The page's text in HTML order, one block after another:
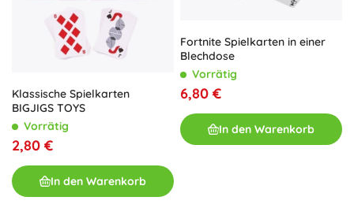
Klassische Spielkarten
BIGJIGS TOYS
Vorrätig
2,80 €
In den Warenkorb
Fortnite Spielkarten in einer
Blechdose
Vorrätig
6,80 €
In den Warenkorb